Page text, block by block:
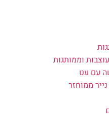
וממותגות
עם עט
ממוחזר